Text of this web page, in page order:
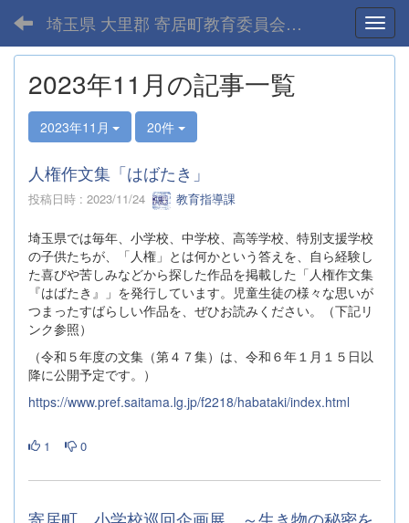
埼玉県 大里郡 寄居町教育委員会-home
2023年11月の記事一覧
2023年11月 20件
人権作文集「はばたき」
投稿日時 : 2023/11/24 教育指導課
埼玉県では毎年、小学校、中学校、高等学校、特別支援学校
の子供たちが、「人権」とは何かという答えを、自ら経験し
た喜びや苦しみなどから探した作品を掲載した「人権作文集
『はばたき』」を発行しています。児童生徒の様々な思いが
つまったすばらしい作品を、ぜひお読みください。（下記リ
ンク参照）
（令和５年度の文集（第４７集）は、令和６年１月１５日以
降に公開予定です。）
https://www.pref.saitama.lg.jp/f2218/habataki/index.html
1 0
寄居町 小学校巡回企画展 ～生き物の秘密を